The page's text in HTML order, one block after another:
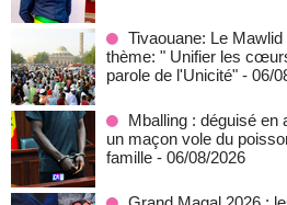
Tivaouane: Le
thème: " Unifier les
parole de l'Unicité" - 06/
Mballing : déguisé en
un maçon vole du
famille - 06/08/2026